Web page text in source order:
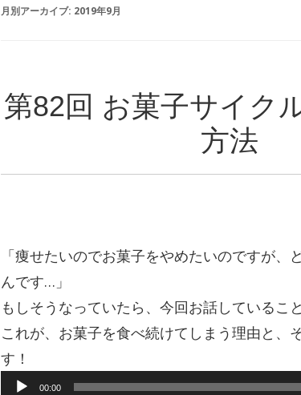
月別アーカイブ: 2019年9月
第82回 お菓子サイク
方法
「痩せたいのでお菓子をやめたいのですが、
んです…」
もしそうなっていたら、今回お話しているこ
これが、お菓子を食べ続けてしまう理由と、
す！
音
00:00